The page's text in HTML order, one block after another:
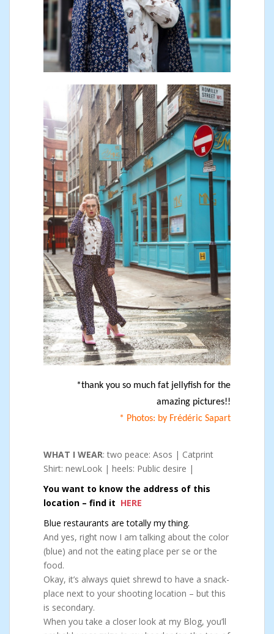
*thank you so much fat jellyfish for the
amazing pictures!!
* Photos: by Frédéric Sapart
WHAT I WEAR: two peace: Asos | Catprint
Shirt: newLook | heels: Public desire |
You want to know the address of this
location – find it HERE
Blue restaurants are totally my thing.
And yes, right now I am talking about the color
(blue) and not the eating place per se or the
food.
Okay, it’s always quiet shrewd to have a snack-
place next to your shooting location – but this
is secondary.
When you take a closer look at my Blog, you’ll